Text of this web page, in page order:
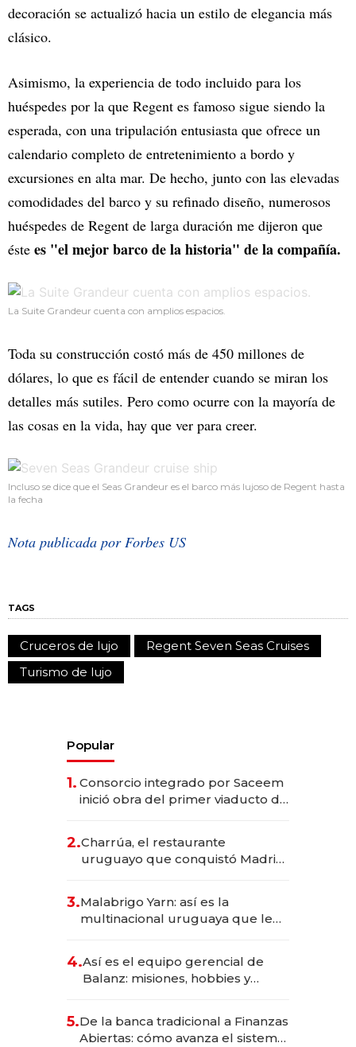
decoración se actualizó hacia un estilo de elegancia más
clásico.
Asimismo, la experiencia de todo incluido para los
huéspedes por la que Regent es famoso sigue siendo la
esperada, con una tripulación entusiasta que ofrece un
calendario completo de entretenimiento a bordo y
excursiones en alta mar. De hecho, junto con las elevadas
comodidades del barco y su refinado diseño, numerosos
huéspedes de Regent de larga duración me dijeron que
éste es "el mejor barco de la historia" de la compañía.
La Suite Grandeur cuenta con amplios espacios.
Toda su construcción costó más de 450 millones de
dólares, lo que es fácil de entender cuando se miran los
detalles más sutiles. Pero como ocurre con la mayoría de
las cosas en la vida, hay que ver para creer.
Incluso se dice que el Seas Grandeur es el barco más lujoso de Regent hasta
la fecha
Nota publicada por Forbes US
TAGS
Cruceros de lujo
Regent Seven Seas Cruises
Turismo de lujo
Popular
1. Consorcio integrado por Saceem
inició obra del primer viaducto de
millones
2.Charrúa, el restaurante
uruguayo que conquistó Madrid:
anticipación y prepara apertura
3.Malabrigo Yarn: así es la
multinacional uruguaya que le
4.Así es el equipo gerencial de
Balanz: misiones, hobbies y
5.De la banca tradicional a Finanzas
Abiertas: cómo avanza el sistema